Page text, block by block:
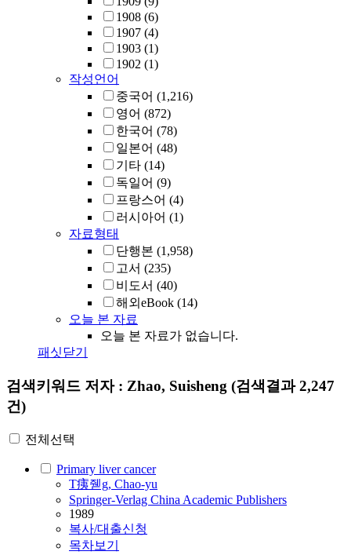
1908 (6)
1907 (4)
1903 (1)
1902 (1)
작성언어
중국어 (1,216)
영어 (872)
한국어 (78)
일본어 (48)
기타 (14)
독일어 (9)
프랑스어 (4)
러시아어 (1)
자료형태
단행본 (1,958)
고서 (235)
비도서 (40)
해외eBook (14)
오늘 본 자료
오늘 본 자료가 없습니다.
패싯닫기
검색키워드 저자 : Zhao, Suisheng (검색결과 2,247
건)
전체선택
Primary liver cancer
T痍줻g, Chao-yu
Springer-Verlag China Academic Publishers
1989
복사/대출신청
목차보기